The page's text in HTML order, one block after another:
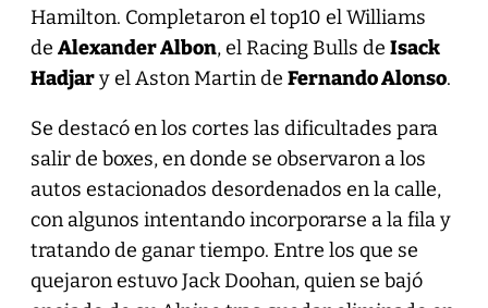
Hamilton. Completaron el top10 el Williams
de Alexander Albon, el Racing Bulls de Isack
Hadjary el Aston Martin de Fernando Alonso.
Se destacó en los cortes las dificultades para
salir de boxes, en donde se observaron a los
autos estacionados desordenados en la calle,
con algunos intentando incorporarse a la fila y
tratando de ganar tiempo. Entre los que se
quejaron estuvo Jack Doohan, quien se bajó